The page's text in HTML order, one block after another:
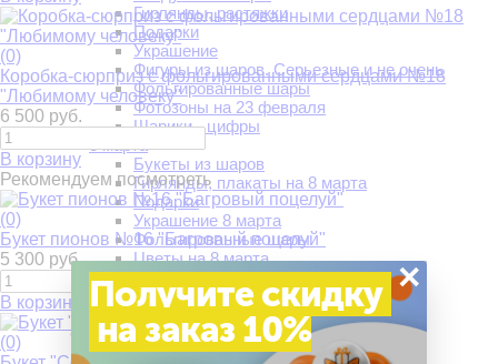
Гирлянды, растяжки
Подарки
Украшение
Фигуры из шаров. Серьезные и не очень
Фольгированные шары
Фотозоны на 23 февраля
Шарики - цифры
8 марта
Букеты из шаров
Гирлянды, плакаты на 8 марта
Подарки
Украшение 8 марта
Фольгированные шары
Цветы на 8 марта
Цифры из шаров 8 марта
Шары на 8 марта
Шоколадки, тортики, конфеты
9 мая
Арки из шаров на 9 мая
(0)
Коробка-сюрприз с фольгированными сердцами №18
"Любимому человеку"
6 500 руб.
В корзину
Рекомендуем посмотреть
(0)
Букет пионов №16 "Багровый поцелуй"
5 300 руб.
В корзину
(0)
Получите скидку
на заказ 10%
×